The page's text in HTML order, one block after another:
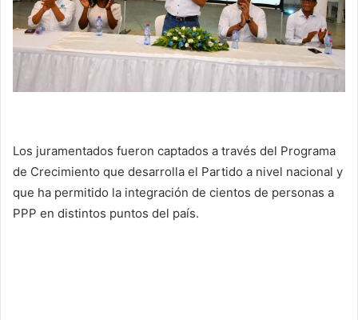
Los juramentados fueron captados a través del Programa
de Crecimiento que desarrolla el Partido a nivel nacional y
que ha permitido la integración de cientos de personas a
PPP en distintos puntos del país.